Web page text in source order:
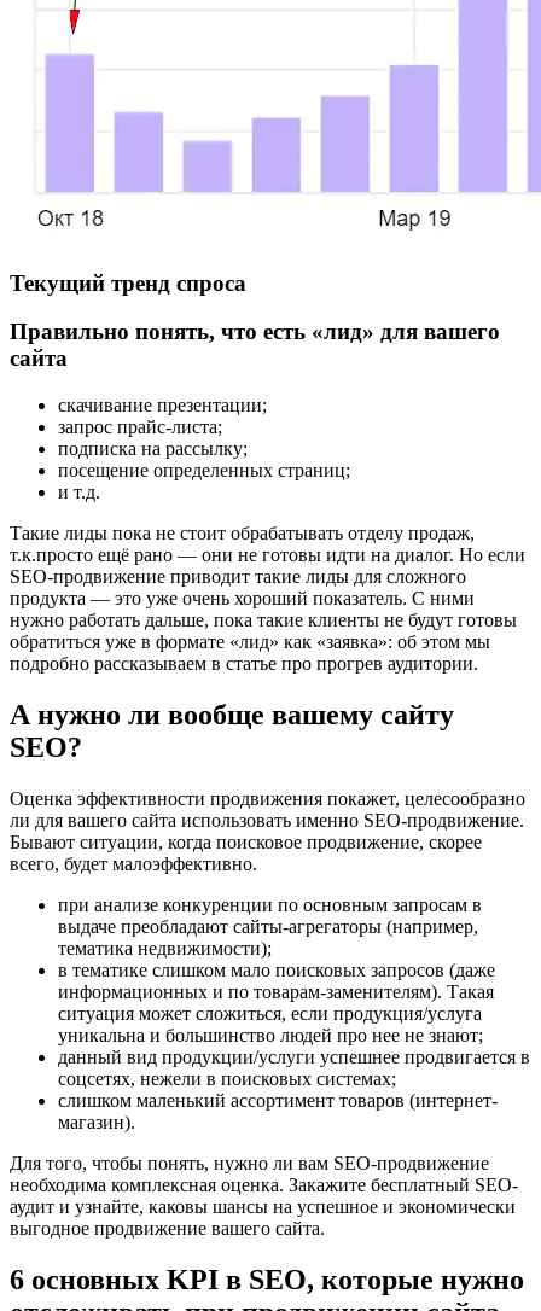
Текущий тренд спроса
Правильно понять, что есть «лид» для вашего
сайта
скачивание презентации;
запрос прайс-листа;
подписка на рассылку;
посещение определенных страниц;
и т.д.
Такие лиды пока не стоит обрабатывать отделу продаж,
т.к.просто ещё рано — они не готовы идти на диалог. Но если
SEO-продвижение приводит такие лиды для сложного
продукта — это уже очень хороший показатель. С ними
нужно работать дальше, пока такие клиенты не будут готовы
обратиться уже в формате «лид» как «заявка»: об этом мы
подробно рассказываем в статье про прогрев аудитории.
А нужно ли вообще вашему сайту
SEO?
Оценка эффективности продвижения покажет, целесообразно
ли для вашего сайта использовать именно SEO-продвижение.
Бывают ситуации, когда поисковое продвижение, скорее
всего, будет малоэффективно.
при анализе конкуренции по основным запросам в
выдаче преобладают сайты-агрегаторы (например,
тематика недвижимости);
в тематике слишком мало поисковых запросов (даже
информационных и по товарам-заменителям). Такая
ситуация может сложиться, если продукция/услуга
уникальна и большинство людей про нее не знают;
данный вид продукции/услуги успешнее продвигается в
соцсетях, нежели в поисковых системах;
слишком маленький ассортимент товаров (интернет-
магазин).
Для того, чтобы понять, нужно ли вам SEO-продвижение
необходима комплексная оценка. Закажите бесплатный SEO-
аудит и узнайте, каковы шансы на успешное и экономически
выгодное продвижение вашего сайта.
6 основных KPI в SEO, которые нужно